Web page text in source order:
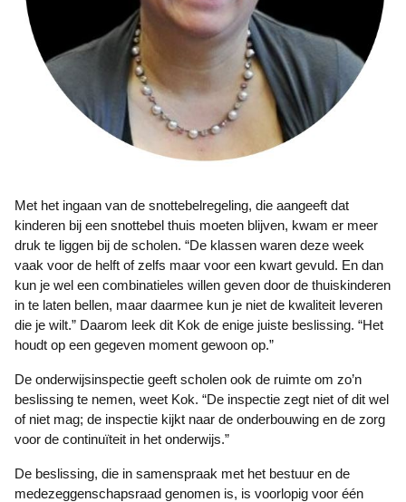
Met het ingaan van de snottebelregeling, die aangeeft dat
kinderen bij een snottebel thuis moeten blijven, kwam er meer
druk te liggen bij de scholen. “De klassen waren deze week
vaak voor de helft of zelfs maar voor een kwart gevuld. En dan
kun je wel een combinatieles willen geven door de thuiskinderen
in te laten bellen, maar daarmee kun je niet de kwaliteit leveren
die je wilt.” Daarom leek dit Kok de enige juiste beslissing. “Het
houdt op een gegeven moment gewoon op.”
De onderwijsinspectie geeft scholen ook de ruimte om zo’n
beslissing te nemen, weet Kok. “De inspectie zegt niet of dit wel
of niet mag; de inspectie kijkt naar de onderbouwing en de zorg
voor de continuïteit in het onderwijs.”
De beslissing, die in samenspraak met het bestuur en de
medezeggenschapsraad genomen is, is voorlopig voor één